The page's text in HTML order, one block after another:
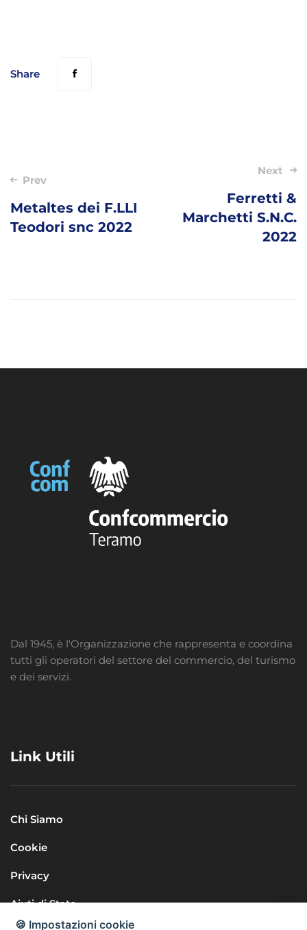
Share
Post
Prev
Metaltes dei F.LLI
Teodori snc 2022
Next
Ferretti &
Marchetti S.N.C.
2022
Dal 1945, è l'Organizzazione che rappresenta e coordina
tutti gli operatori del settore del commercio, del turismo
e dei servizi.
Link Utili
Chi Siamo
Cookie
Privacy
Aiuti di Stato
🍪 Impostazioni cookie